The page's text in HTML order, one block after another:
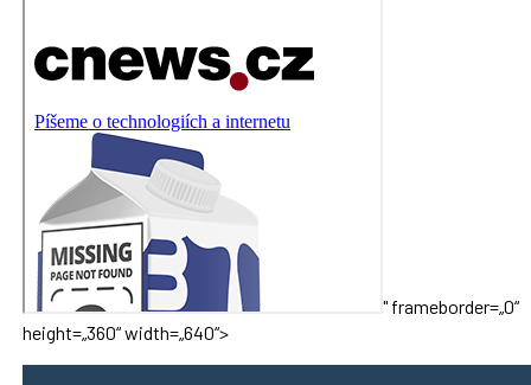
" frameborder=„0“
height=„360“ width=„640“>